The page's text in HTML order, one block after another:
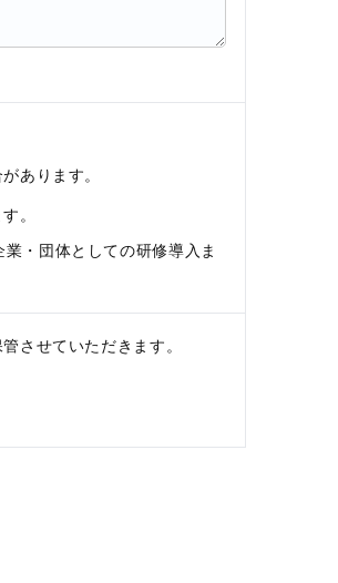
あります。
。
・団体としての研修導入ま
させていただきます。